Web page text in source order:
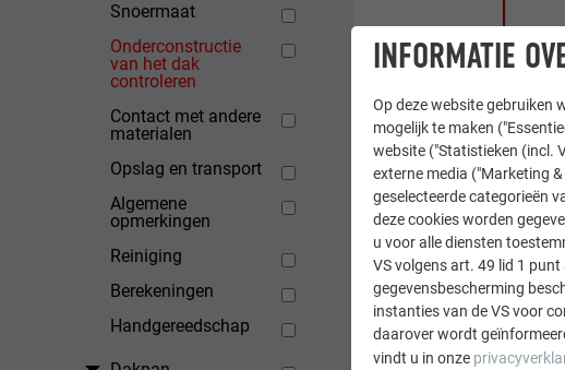
Snoermaat
Onderconstructie
van het dak
controleren
Contact met andere
materialen
Opslag en transport
Algemene
opmerkingen
Reiniging
Berekeningen
Handgereedschap
INFORMATIE
Op deze website gebruiken
mogelijk te maken
website ("Statistieken (incl.
externe media ("Marketing
geselecteerde categorieën
deze cookies worden
u voor alle diensten
VS volgens art. 49 lid 1 punt
gegevensbescherming
instanties van de VS voor
daarover wordt
vindt u in onze